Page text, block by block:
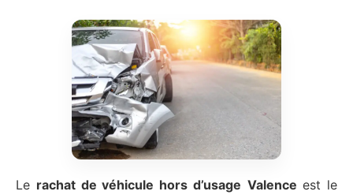
Le rachat de véhicule hors d’usage Valence est le